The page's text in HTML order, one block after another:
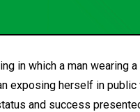
in which a man wearing
exposing herself in public
and success